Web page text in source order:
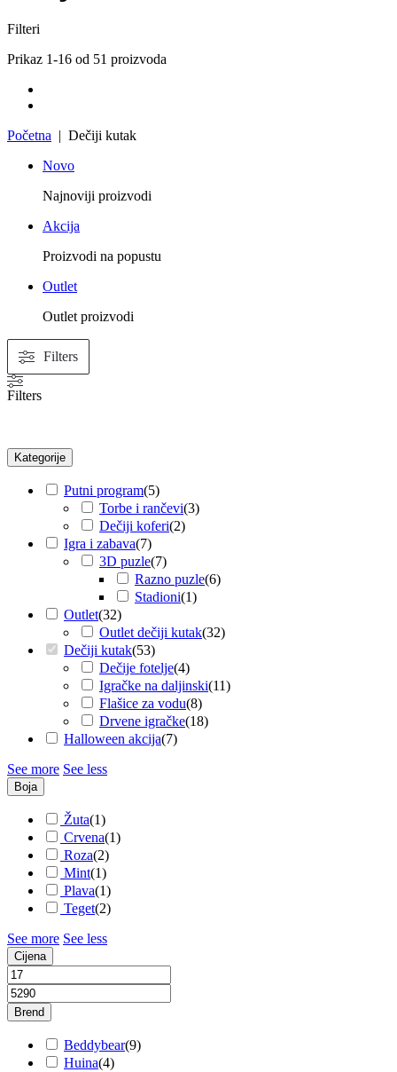
Filteri
Prikaz 1-16 od 51 proizvoda
Početna | Dečiji kutak
Novo
Najnoviji proizvodi
Akcija
Proizvodi na popustu
Outlet
Outlet proizvodi
Filters
Filters
Kategorije
Putni program(5)
Torbe i rančevi(3)
Dečiji koferi(2)
Igra i zabava(7)
3D puzle(7)
Razno puzle(6)
Stadioni(1)
Outlet(32)
Outlet dečiji kutak(32)
Dečiji kutak(53)
Dečije fotelje(4)
Igračke na daljinski(11)
Flašice za vodu(8)
Drvene igračke(18)
Halloween akcija(7)
See more See less
Boja
Žuta(1)
Crvena(1)
Roza(2)
Mint(1)
Plava(1)
Teget(2)
See more See less
Cijena
Brend
Beddybear(9)
Huina(4)